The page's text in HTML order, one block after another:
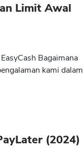
Limit Awal
Bagaimana
kami dalam
(2024)